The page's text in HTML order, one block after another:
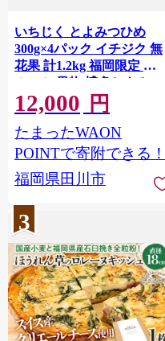
いちじく とよみつひめ
300g×4パック イチジク 無
花果 計1.2kg 福岡限定 フ
ルーツ 果物 博多とよみつ
ひめ 九州 福岡 ジューシー
糖度 スムージー フレッシ
ュ 福岡県産 【2026年7月下
旬以降順次発送予定】
受付 旬 いちぢく くだもの
定 果実 ギフト プレゼント
贈呈 冷蔵 甘い デザート お
土産
12,000 円
たまったWAON
POINTで寄附できる！
福岡県田川市
3